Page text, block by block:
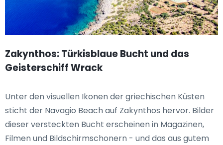
Zakynthos: Türkisblaue Bucht und das
Geisterschiff Wrack
Unter den visuellen Ikonen der griechischen Küsten
sticht der Navagio Beach auf Zakynthos hervor. Bilder
dieser versteckten Bucht erscheinen in Magazinen,
Filmen und Bildschirmschonern - und das aus gutem